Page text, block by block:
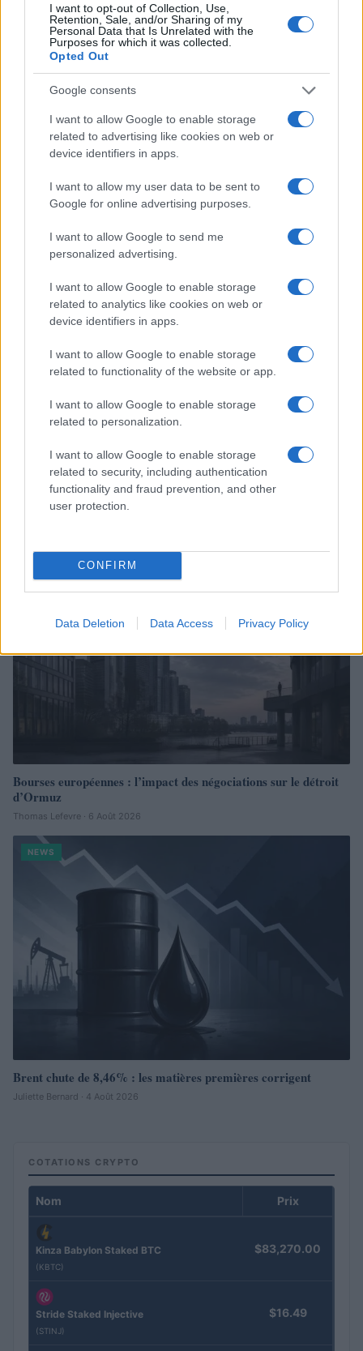
I want to opt-out of Collection, Use,
Retention, Sale, and/or Sharing of my
Personal Data that Is Unrelated with the
Purposes for which it was collected.
Opted Out
Google consents
I want to allow Google to enable storage
related to advertising like cookies on web or
device identifiers in apps.
I want to allow my user data to be sent to
Google for online advertising purposes.
I want to allow Google to send me
personalized advertising.
I want to allow Google to enable storage
related to analytics like cookies on web or
device identifiers in apps.
I want to allow Google to enable storage
related to functionality of the website or app.
I want to allow Google to enable storage
related to personalization.
I want to allow Google to enable storage
related to security, including authentication
functionality and fraud prevention, and other
user protection.
CONFIRM
Data Deletion Data Access Privacy Policy
Continuez la lecture
NEWS
Brent chute de 8,3 % : le pétrole en net repli malgré un or
résilient
NEWS
Bourses européennes : l’impact des négociations sur le détroit
d’Ormuz
Thomas Lefevre · 6 Août 2026
NEWS
Brent chute de 8,46% : les matières premières corrigent
Juliette Bernard · 4 Août 2026
COTATIONS CRYPTO
Nom Prix
Kinza Babylon Staked BTC
(KBTC)
$83,270.00
Stride Staked Injective
(STINJ)
$16.49